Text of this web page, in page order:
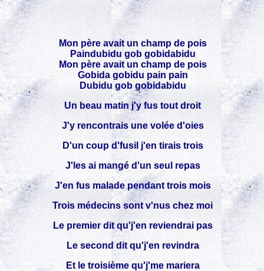
Mon père avait un champ de pois
Paindubidu gob gobidabidu
Mon père avait un champ de pois
Gobida gobidu pain pain
Dubidu gob gobidabidu
Un beau matin j'y fus tout droit
J'y rencontrais une volée d'oies
D'un coup d'fusil j'en tirais trois
J'les ai mangé d'un seul repas
J'en fus malade pendant trois mois
Trois médecins sont v'nus chez moi
Le premier dit qu'j'en reviendrai pas
Le second dit qu'j'en revindra
Et le troisième qu'j'me mariera